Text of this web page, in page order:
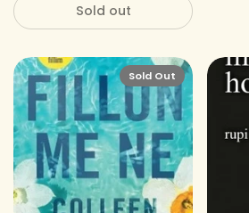
Sold out
Sold Out